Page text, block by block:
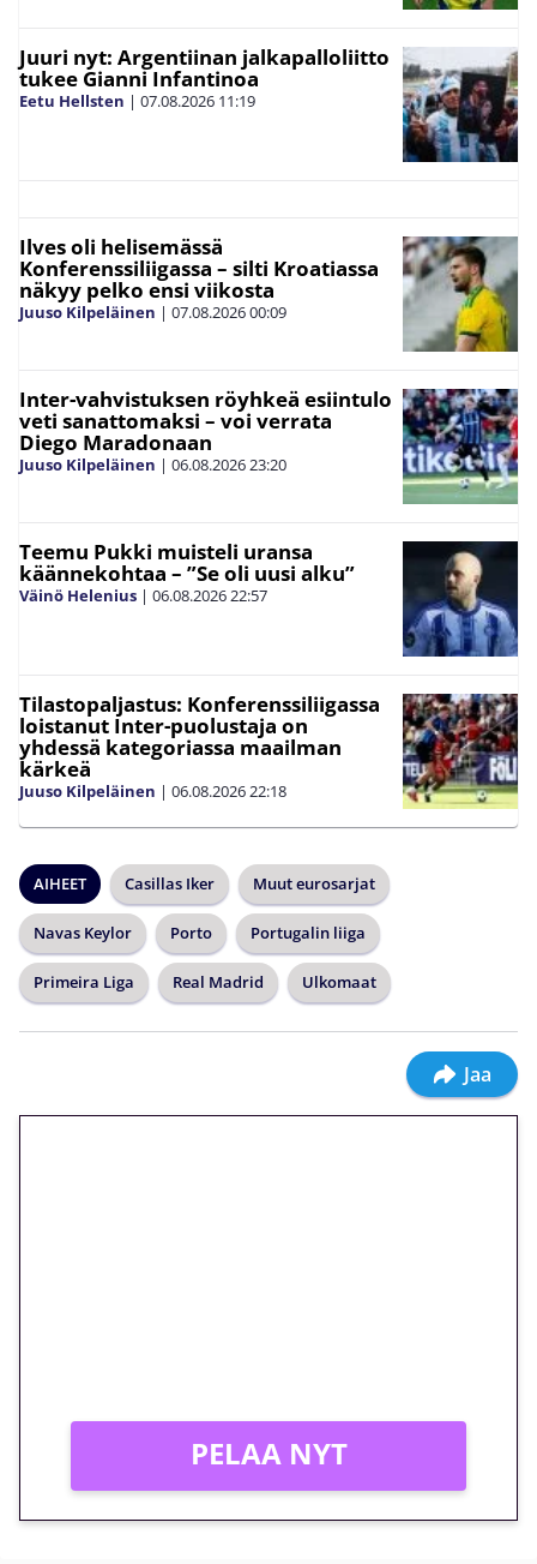
Juuri nyt: Argentiinan jalkapalloliitto
tukee Gianni Infantinoa
Eetu Hellsten | 07.08.2026 11:19
Ilves oli helisemässä
Konferenssiliigassa – silti Kroatiassa
näkyy pelko ensi viikosta
Juuso Kilpeläinen | 07.08.202600:09
Inter-vahvistuksen röyhkeä esiintulo
veti sanattomaksi – voi verrata
Diego Maradonaan
Juuso Kilpeläinen | 06.08.202623:20
Teemu Pukki muisteli uransa
käännekohtaa – ”Se oli uusi alku”
Väinö Helenius | 06.08.202622:57
Tilastopaljastus: Konferenssiliigassa
loistanut Inter-puolustaja on
yhdessä kategoriassa maailman
kärkeä
Juuso Kilpeläinen | 06.08.202622:18
AIHEET Casillas Iker Muut eurosarjat
Navas Keylor Porto Portugalin liiga
Primeira Liga Real Madrid Ulkomaat
Jaa
PELAA NYT